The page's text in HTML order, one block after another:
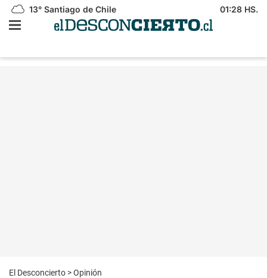
13° Santiago de Chile 01:28 HS.
El Desconcierto >Opinión